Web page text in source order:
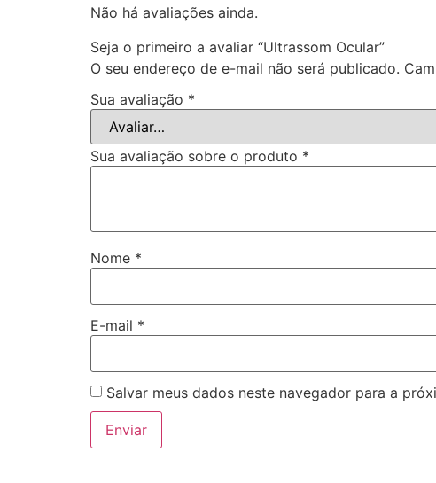
Não há avaliações ainda.
Seja o primeiro a avaliar “Ultrassom Ocular”
O seu endereço de e-mail não será publicado.
Sua avaliação *
Sua avaliação sobre o produto *
Nome *
E-mail *
Salvar meus dados neste navegador para a